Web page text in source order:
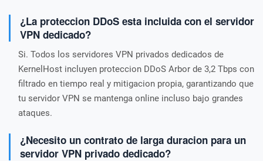
¿La proteccion DDoS esta incluida con el servidor
VPN dedicado?
Si. Todos los servidores VPN privados dedicados de
KernelHost incluyen proteccion DDoS Arbor de 3,2 Tbps con
filtrado en tiempo real y mitigacion propia, garantizando que
tu servidor VPN se mantenga online incluso bajo grandes
ataques.
¿Necesito un contrato de larga duracion para un
servidor VPN privado dedicado?